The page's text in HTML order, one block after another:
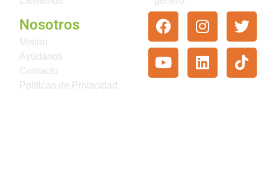
Nosotros
Misión
Ayúdanos
Contacto
Políticas de Privacidad